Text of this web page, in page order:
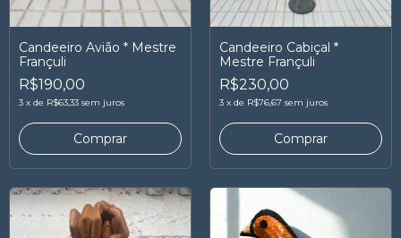
Candeeiro Avião * Mestre
Françuli
R$190,00
3 x de R$63,33 sem juros
Candeeiro Cabiçal *
Mestre Françuli
R$230,00
3 x de R$76,67 sem juros